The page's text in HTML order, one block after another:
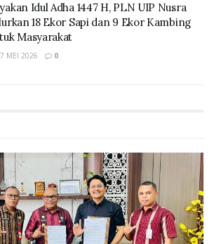
Idul Adha 1447 H, PLN UIP Nusra
18 Ekor Sapi dan 9 Ekor Kambing
Masyarakat
MEI 2026 0